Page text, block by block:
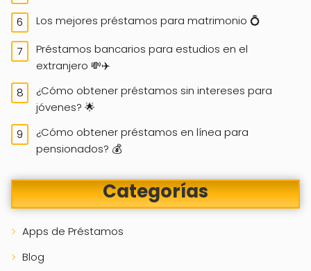
Los mejores préstamos para matrimonio 💍
Préstamos bancarios para estudios en el
extranjero 💸✈️
¿Cómo obtener préstamos sin intereses para
jóvenes? 🌟
¿Cómo obtener préstamos en línea para
pensionados? 💰
Categorías
Apps de Préstamos
Blog